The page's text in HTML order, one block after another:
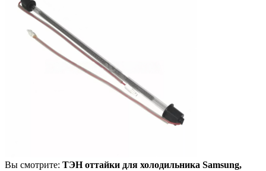
Вы смотрите: ТЭН оттайки для холодильника Samsung,